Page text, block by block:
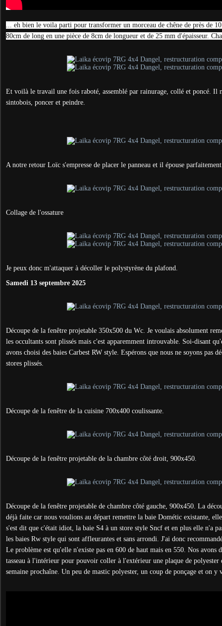
... eh bien le voila parti pour transformer un morceau de chêne de près de
80cm de long en une pièce de 8cm de longueur et de 25 mm d'épaisseur.
Et voilà le travail une fois raboté, assemblé par rainurage, collé et poncé. Il
sintobois, poncer et peindre.
A notre retour Loïc s'empresse de placer le panneau et il épouse
Collage de l'ossature
Je peux donc m'attaquer à décoller le polystyrène du plafond.
Samedi 13 septembre 2025
Découpe de la fenêtre projetable 350x500 du Wc. Je voulais absolument
les occultants sont plissés mais c'est apparemment introuvable. Soi-disant
avons choisi des baies Carbest RW style. Espérons que nous ne soyons pas
stores plissés.
Découpe de la fenêtre de la cuisine 700x400 coulissante.
Découpe de la fenêtre projetable de la chambre côté droit, 900x450.
Découpe de la fenêtre projetable de chambre côté gauche, 900x450. La
déjà faite car nous voulions au départ remettre la baie Dométic existante,
s'est dit que c'était idiot, la baie S4 à un store style Sncf et en plus elle n'a
les baies Rw style qui sont affleurantes et sans arrondi. J'ai donc
Le problème est qu'elle n'existe pas en 600 de haut mais en 550. Nos avons
tasseau à l'intérieur pour pouvoir coller à l'extérieur une plaque de polyester
semaine prochaîne. Un peu de mastic polyester, un coup de ponçage et on y